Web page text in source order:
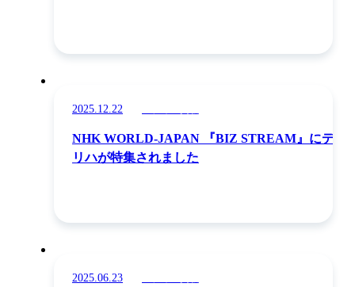
2025.12.22
NHK WORLD-JAPAN 『BIZ STREAM』にデジ
リハが特集されました
2025.06.23